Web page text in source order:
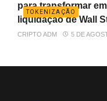
TOKENIZAÇÃO
para transformar
liquidação de Wall
CRIPTO ADM 5 DE